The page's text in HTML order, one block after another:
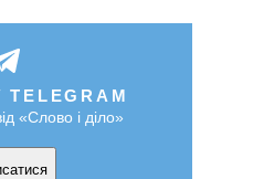
«Слово і діло»